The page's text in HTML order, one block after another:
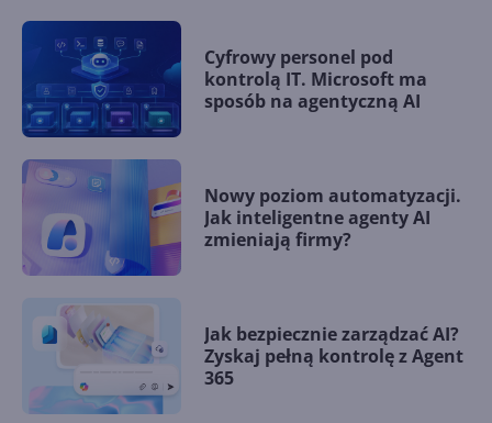
Cyfrowy personel pod
kontrolą IT. Microsoft ma
sposób na agentyczną AI
Nowy poziom automatyzacji.
Jak inteligentne agenty AI
zmieniają firmy?
Jak bezpiecznie zarządzać AI?
Zyskaj pełną kontrolę z Agent
365